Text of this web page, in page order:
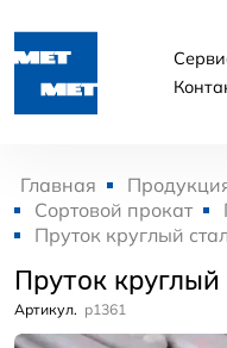
Главная
Сортовой прокат
Пруток круглый
Пруток
Артикул. p1361